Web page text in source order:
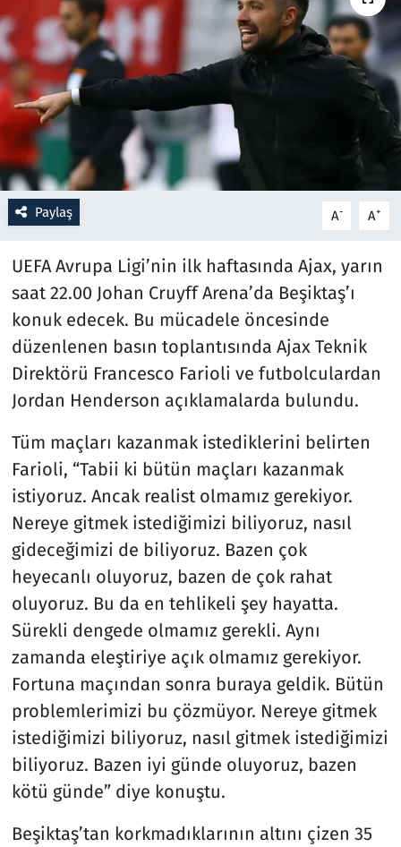
Paylaş A- A+
UEFA Avrupa Ligi’nin ilk haftasında Ajax, yarın
saat 22.00 Johan Cruyff Arena’da Beşiktaş’ı
konuk edecek. Bu mücadele öncesinde
düzenlenen basın toplantısında Ajax Teknik
Direktörü Francesco Farioli ve futbolculardan
Jordan Henderson açıklamalarda bulundu.
Tüm maçları kazanmak istediklerini belirten
Farioli, “Tabii ki bütün maçları kazanmak
istiyoruz. Ancak realist olmamız gerekiyor.
Nereye gitmek istediğimizi biliyoruz, nasıl
gideceğimizi de biliyoruz. Bazen çok
heyecanlı oluyoruz, bazen de çok rahat
oluyoruz. Bu da en tehlikeli şey hayatta.
Sürekli dengede olmamız gerekli. Aynı
zamanda eleştiriye açık olmamız gerekiyor.
Fortuna maçından sonra buraya geldik. Bütün
problemlerimizi bu çözmüyor. Nereye gitmek
istediğimizi biliyoruz, nasıl gitmek istediğimizi
biliyoruz. Bazen iyi günde oluyoruz, bazen
kötü günde” diye konuştu.
Beşiktaş’tan korkmadıklarının altını çizen 35
Resmi İlanlar
Rüya Tabirleri
Sağlık
Savunma Sanayi
Seçim 2023
Spor
Teknoloji ve Bilim
Televizyon